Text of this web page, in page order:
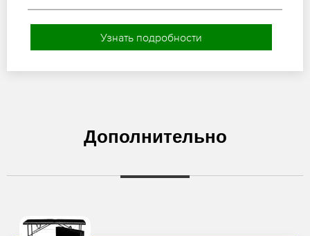
Узнать подробности
Дополнительно